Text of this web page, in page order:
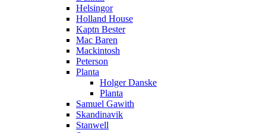
Helsingor
Holland House
Kaptn Bester
Mac Baren
Mackintosh
Peterson
Planta
Holger Danske
Planta
Samuel Gawith
Skandinavik
Stanwell